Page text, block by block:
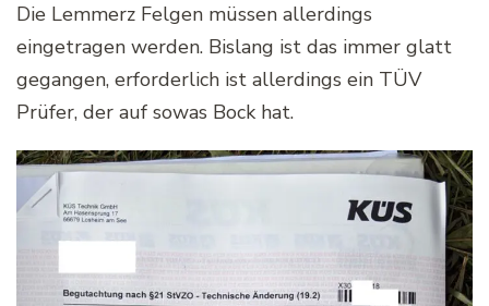
Die Lemmerz Felgen müssen allerdings
eingetragen werden. Bislang ist das immer glatt
gegangen, erforderlich ist allerdings ein TÜV
Prüfer, der auf sowas Bock hat.